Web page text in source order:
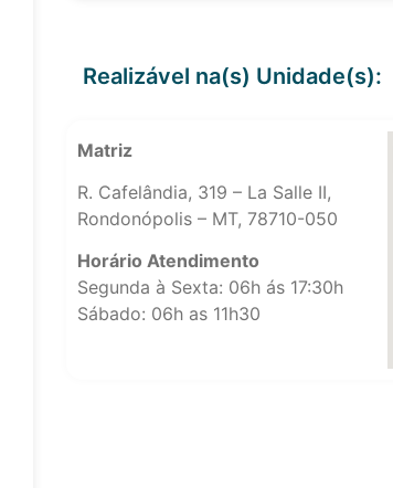
Realizável na(s) Unidade(s):
Matriz
R. Cafelândia, 319 – La Salle II,
Rondonópolis – MT, 78710-050
Horário Atendimento
Segunda à Sexta: 06h ás 17:30h
Sábado: 06h as 11h30